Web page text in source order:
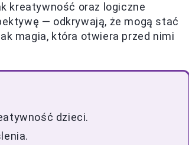
kreatywność oraz logiczne
— odkrywają, że mogą stać
magia, która otwiera przed nimi
dzieci.